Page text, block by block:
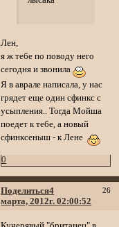
Лен,
я ж тебе по поводу него
сегодня и звонила
Я в аврале написала, у нас
грядет еще один сфинкс с
усыпления.. Тогда Мойша
поедет к тебе, а новый
сфинксеныш - к Лене
0
Поделиться 26
4
марта, 2012г. 02:00:52